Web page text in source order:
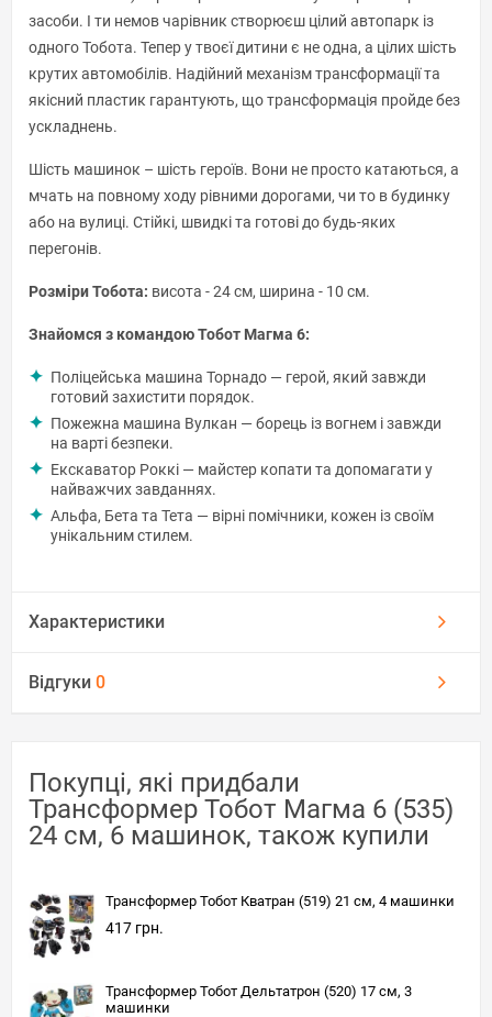
засоби. І ти немов чарівник створюєш цілий автопарк із
одного Тобота. Тепер у твоєї дитини є не одна, а цілих шість
крутих автомобілів. Надійний механізм трансформації та
якісний пластик гарантують, що трансформація пройде без
ускладнень.
Шість машинок – шість героїв. Вони не просто катаються, а
мчать на повному ходу рівними дорогами, чи то в будинку
або на вулиці. Стійкі, швидкі та готові до будь-яких
перегонів.
Розміри Тобота: висота - 24 см, ширина - 10 см.
Знайомся з командою Тобот Магма 6:
Поліцейська машина Торнадо — герой, який завжди
готовий захистити порядок.
Пожежна машина Вулкан — борець із вогнем і завжди
на варті безпеки.
Екскаватор Роккі — майстер копати та допомагати у
найважчих завданнях.
Альфа, Бета та Тета — вірні помічники, кожен із своїм
унікальним стилем.
Характеристики
Відгуки 0
Покупці, які придбали
Трансформер Тобот Магма 6 (535)
24 см, 6 машинок, також купили
Трансформер Тобот Кватран (519) 21 см, 4 машинки
417 грн.
Трансформер Тобот Дельтатрон (520) 17 см, 3
машинки